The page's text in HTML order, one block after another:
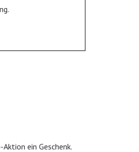
ein Geschenk.